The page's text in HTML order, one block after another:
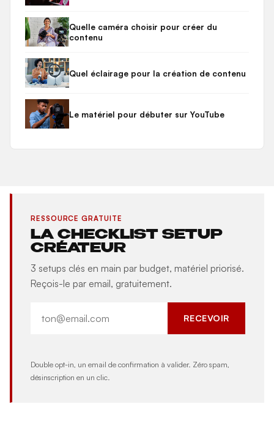
Quelle caméra choisir pour créer du
contenu
Quel éclairage pour la création de contenu
Le matériel pour débuter sur YouTube
RESSOURCE GRATUITE
LA CHECKLIST SETUP
CRÉATEUR
3 setups clés en main par budget, matériel priorisé.
Reçois-le par email, gratuitement.
RECEVOIR
Double opt-in, un email de confirmation à valider. Zéro spam,
désinscription en un clic.